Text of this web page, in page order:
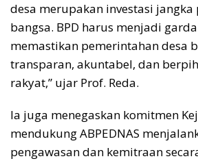
desa merupakan investasi
bangsa. BPD harus menjadi
memastikan pemerintahan desa
transparan, akuntabel, dan
rakyat,” ujar Prof. Reda.
Ia juga menegaskan komitmen
mendukung ABPEDNAS
pengawasan dan kemitraan